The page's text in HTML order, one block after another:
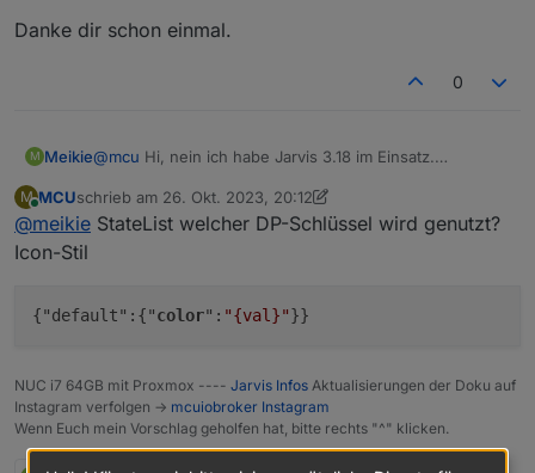
Danke dir schon einmal.
0
M Meikie@mcu Hi, nein ich habe Jarvis 3.18 im Einsatz.
Ich dachte es ist einfach, innerhalb von Jarvis auf die
Geräte (Datenpunkte) zuzugreifen.
M
Online
MCUschrieb am 26. Okt. 2023, 20:12
zuletzt editiert von MCU
@meikie StateList welcher DP-Schlüssel wird genutzt?
Icon-Stil
{"default":{"color": "{val}"
NUC i7 64GB mit Proxmox ---- Jarvis Infos Aktualisierungen der Doku auf
Instagram verfolgen -> mcuiobroker Instagram
Wenn Euch mein Vorschlag geholfen hat, bitte rechts "^" klicken.